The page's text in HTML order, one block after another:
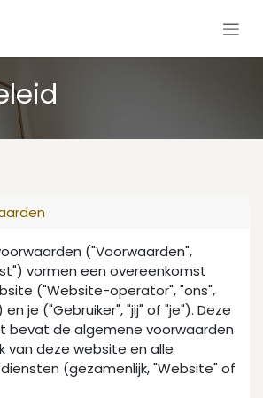
("Voorwaarden",
vormen een overeenkomst
("Website-operator", "ons",
je ("Gebruiker", "jij" of "je"). Deze
bevat de algemene voorwaarden
van deze website en alle
(gezamenlijk, "Website" of